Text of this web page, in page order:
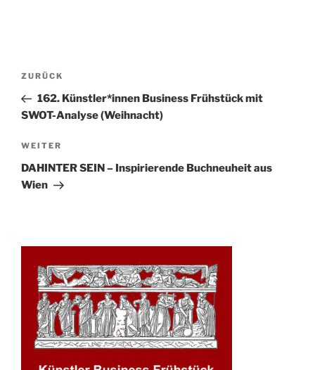
Beitrags-
Vorheriger
Beitrag
ZURÜCK
162. Künstler*innen Business Frühstück mit
SWOT-Analyse (Weihnacht)
Nächster
Beitrag
WEITER
DAHINTER SEIN – Inspirierende Buchneuheit aus
Wien